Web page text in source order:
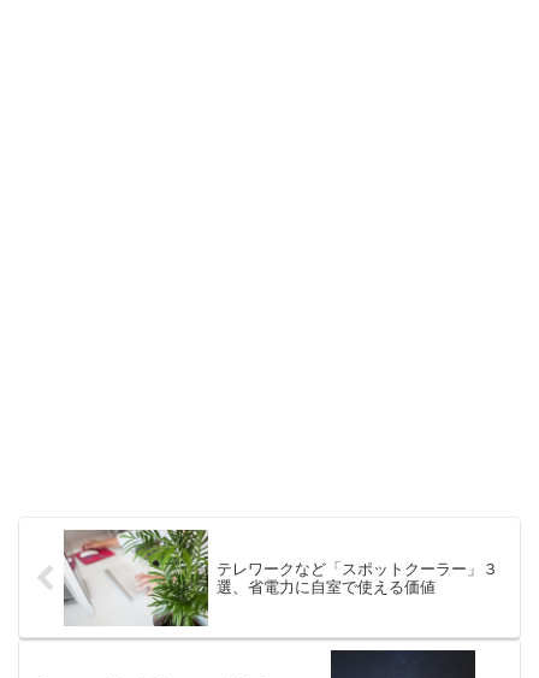
テレワークなど「スポットクーラー」３
選、省電力に自室で使える価値